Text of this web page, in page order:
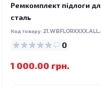
Ремкомплект підлоги
сталь
Код товару:
0
1 000.00 грн.